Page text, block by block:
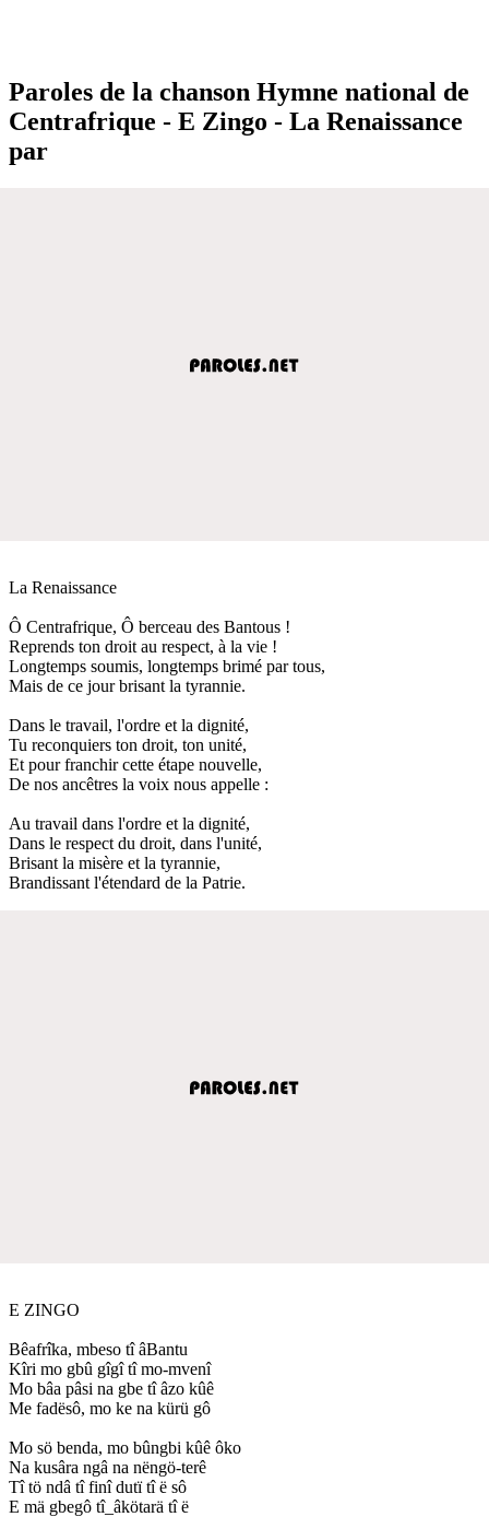
Paroles de la chanson Hymne national de
Centrafrique - E Zingo - La Renaissance
par
La Renaissance
Ô Centrafrique, Ô berceau des Bantous !
Reprends ton droit au respect, à la vie !
Longtemps soumis, longtemps brimé par tous,
Mais de ce jour brisant la tyrannie.
Dans le travail, l'ordre et la dignité,
Tu reconquiers ton droit, ton unité,
Et pour franchir cette étape nouvelle,
De nos ancêtres la voix nous appelle :
Au travail dans l'ordre et la dignité,
Dans le respect du droit, dans l'unité,
Brisant la misère et la tyrannie,
Brandissant l'étendard de la Patrie.
E ZINGO
Bêafrîka, mbeso tî âBantu
Kîri mo gbû gîgî tî mo-mvenî
Mo bâa pâsi na gbe tî âzo kûê
Me fadësô, mo ke na kürü gô
Mo sö benda, mo bûngbi kûê ôko
Na kusâra ngâ na nëngö-terê
Tî tö ndâ tî finî dutï tî ë sô
E mä gbegô tî_âkötarä tî ë